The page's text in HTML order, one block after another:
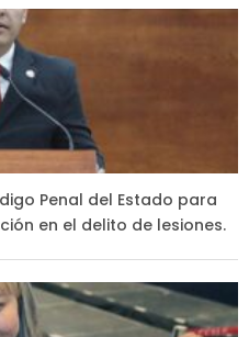
Penal del Estado para
en el delito de lesiones.